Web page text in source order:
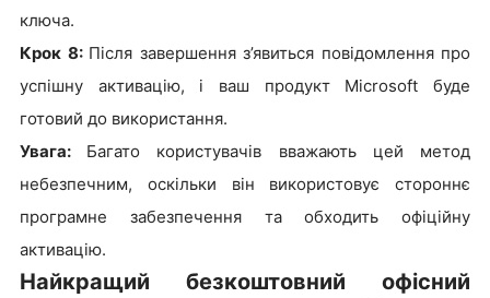
ключа.
Крок 8: Після завершення з’явиться повідомлення про
успішну активацію, і ваш продукт Microsoft буде
готовий до використання.
Увага: Багато користувачів вважають цей метод
небезпечним, оскільки він використовує стороннє
програмне забезпечення та обходить офіційну
активацію.
Найкращий безкоштовний офісний